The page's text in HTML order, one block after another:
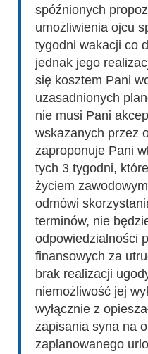
spóźnionych
umożliwienia ojcu
tygodni wakacji co
jednak jego
się kosztem Pani
uzasadnionych
nie musi Pani
wskazanych przez
zaproponuje Pani
tych 3 tygodni,
życiem
odmówi
terminów, nie
odpowiedzialności
finansowych za
brak realizacji
niemożliwość jej
wyłącznie z
zapisania syna na
zaplanowanego